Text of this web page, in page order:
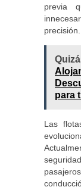
previa
precisión.
para
Las